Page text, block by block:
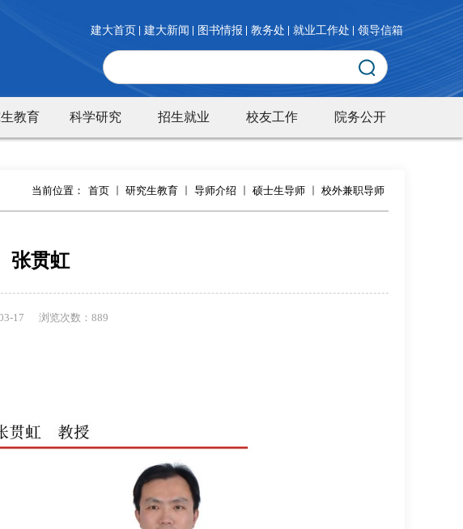
建大首页 建大新闻 图书情报 教务处 就业工作处 领导信箱
教育 科学研究 招生就业 校友工作 院务公开
当前位置： 首页 研究生教育 导师介绍 硕士生导师 校外兼职导师
张贯虹
17 浏览次数： 889